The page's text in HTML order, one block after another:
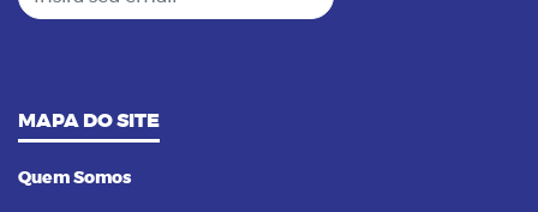
MAPA DO SITE
Quem Somos